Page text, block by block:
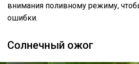
внимания поливному режиму,
ошибки.
Солнечный ожог